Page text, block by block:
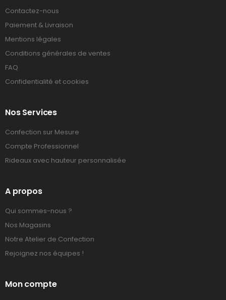
Contactez-nous
Paiement & Livraison
Mentions légales
Conditions générales de ventes
FAQ
Confidentialité et cookies
Nos Services
Confection sur Mesure
Compte Professionnel
Rideaux avec hauteur personnalisée
A propos
Qui sommes-nous ?
Nos Magasins
Notre Atelier de Confection
Rejoignez nos équipes !
Mon compte